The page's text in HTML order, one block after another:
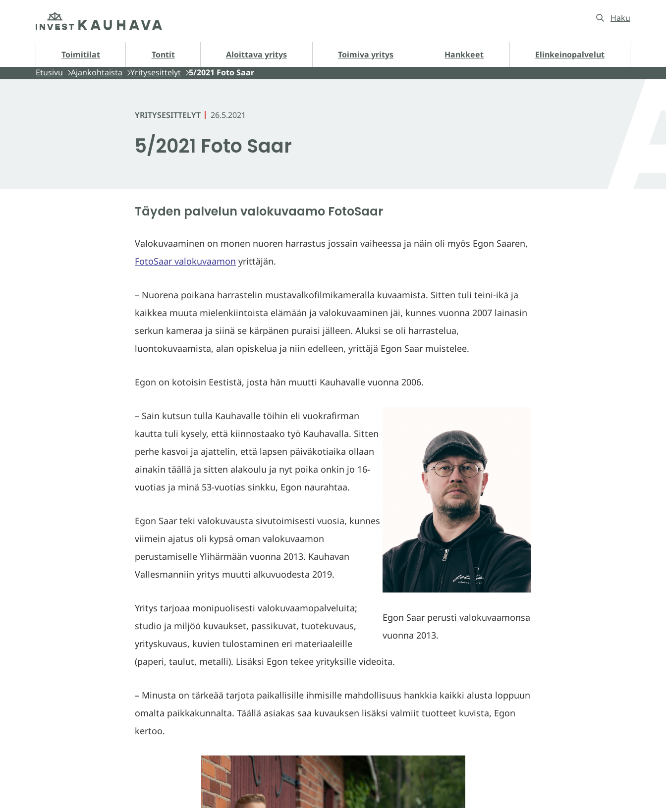
sisältöön
Etusivu Haku
Toimitilat Tontit
Tontit alasivut Aloittava yritys
Aloittava yritys alasivut Toimiva yritys
Toimiva yritys alasivut Hankkeet
Hankkeet alasivut
Elinkeinopalvelut
Etusivu
Ajankohtaista Yritysesittelyt 5/2021 Foto Saar
YRITYSESITTELYT 26.5.2021
5/2021 Foto Saar
Täyden palvelun valokuvaamo FotoSaar
Valokuvaaminen on monen nuoren harrastus jossain vaiheessa ja näin oli myös Egon Saaren,
FotoSaar valokuvaamon yrittäjän.
– Nuorena poikana harrastelin mustavalkofilmikameralla kuvaamista. Sitten tuli teini-ikä ja
kaikkea muuta mielenkiintoista elämään ja valokuvaaminen jäi, kunnes vuonna 2007 lainasin
serkun kameraa ja siinä se kärpänen puraisi jälleen. Aluksi se oli harrastelua,
luontokuvaamista, alan opiskelua ja niin edelleen, yrittäjä Egon Saar muistelee.
Egon on kotoisin Eestistä, josta hän muutti Kauhavalle vuonna 2006.
Egon Saar perusti valokuvaamonsa
vuonna 2013.
– Sain kutsun tulla Kauhavalle töihin eli vuokrafirman
kautta tuli kysely, että kiinnostaako työ Kauhavalla. Sitten
perhe kasvoi ja ajattelin, että lapsen päiväkotiaika ollaan
ainakin täällä ja sitten alakoulu ja nyt poika onkin jo 16-
vuotias ja minä 53-vuotias sinkku, Egon naurahtaa.
Egon Saar teki valokuvausta sivutoimisesti vuosia, kunnes
viimein ajatus oli kypsä oman valokuvaamon
perustamiselle Ylihärmään vuonna 2013. Kauhavan
Vallesmanniin yritys muutti alkuvuodesta 2019.
Yritys tarjoaa monipuolisesti valokuvaamopalveluita;
studio ja miljöö kuvaukset, passikuvat, tuotekuvaus,
yrityskuvaus, kuvien tulostaminen eri materiaaleille
(paperi, taulut, metalli). Lisäksi Egon tekee yrityksille videoita.
– Minusta on tärkeää tarjota paikallisille ihmisille mahdollisuus hankkia kaikki alusta loppuun
omalta paikkakunnalta. Täällä asiakas saa kuvauksen lisäksi valmiit tuotteet kuvista, Egon
kertoo.